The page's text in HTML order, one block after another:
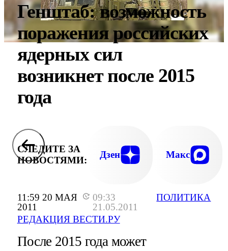
11:59 20 МАЯ
2011
09:33
21.05.2011
РЕДАКЦИЯ ВЕСТИ.РУ
ПОЛИТИКА
Генштаб: возможность
поражения российских
ядерных сил
возникнет после 2015
года
СЛЕДИТЕ ЗА
НОВОСТЯМИ:
Дзен Макс
После 2015 года может